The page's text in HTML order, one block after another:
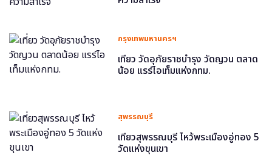
กรุงเทพมหานครฯ
เที่ยว วัดอุภัยราชบำรุง วัดญวน ตลาด
น้อย แรร์ไอเท็มแห่งกทม.
สุพรรณบุรี
เที่ยวสุพรรณบุรี ไหว้พระเมืองอู่ทอง 5
วัดแห่งขุนเขา